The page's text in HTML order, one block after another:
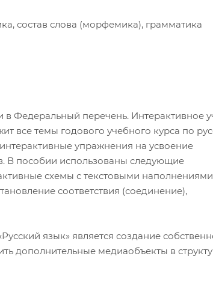
состав слова (морфемика), грамматика
Федеральный перечень. Интерактивное
все темы годового учебного курса по
упражнения на усвоение
В пособии использованы следующие
схемы с текстовыми
соответствия (соединение),
язык» является создание
дополнительные медиаобъекты в